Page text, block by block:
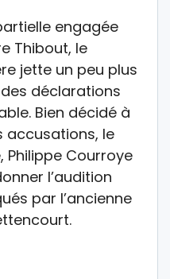
engagée
Thibout, le
jette un peu plus
déclarations
Bien décidé à
accusations, le
Philippe Courroye
l’audition
par l’ancienne